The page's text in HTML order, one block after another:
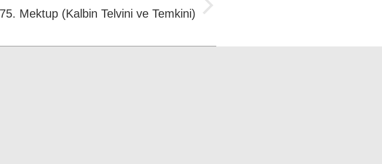
Mektup (Kalbin Telvini ve Temkini)